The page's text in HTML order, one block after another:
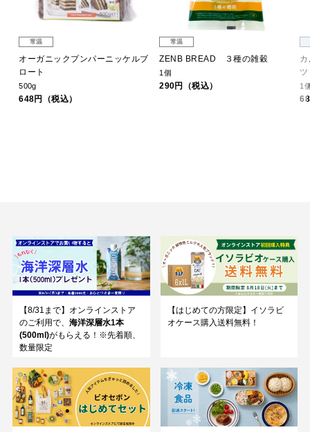
常温
オーガニックプンパーニッケルブ
ロート
500g
648円（税込）
常温
ZENB BREAD ３種の雑穀
1個
290円（税込） 1
【8/31まで】オンラインストア
のご利用で、 海洋深層水1本
(500ml)がもらえる！※先着順、
数量限定
【はじめての方限定】イソラビ
オケース購入送料無料！